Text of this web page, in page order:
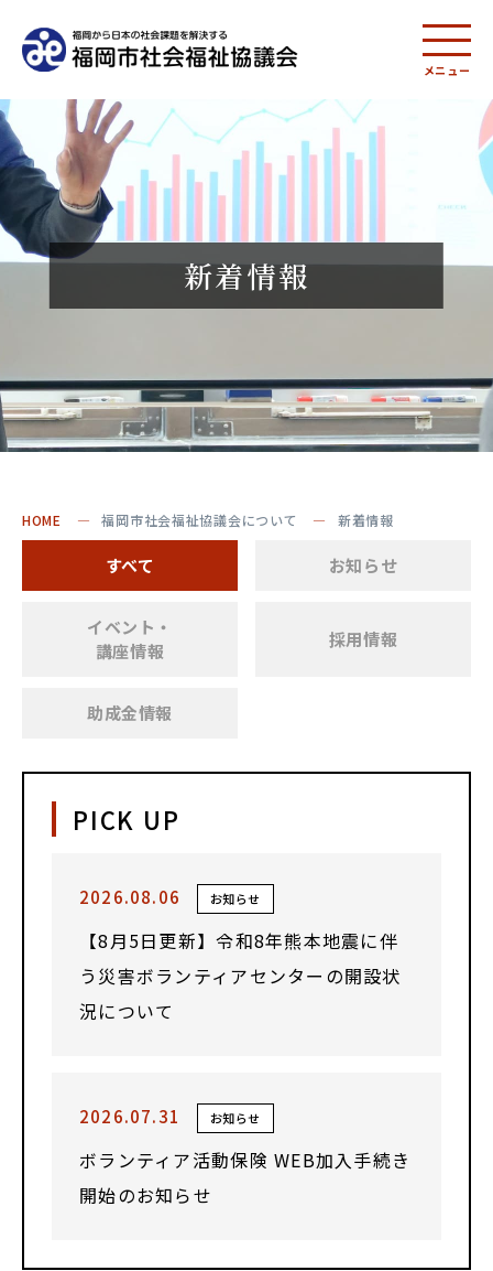
メニュー
新着情報
HOME 福岡市社会福祉協議会について 新着情報
すべて お知らせ
イベント・
講座情報
採用情報
助成金情報
PICK UP
2026.08.06 お知らせ
【8月5日更新】令和8年熊本地震に伴
う災害ボランティアセンターの開設状
況について
2026.07.31 お知らせ
ボランティア活動保険 WEB加入手続き
開始のお知らせ